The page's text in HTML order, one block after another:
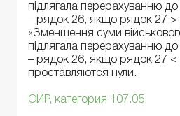
підлягала перерахуванню
– рядок 26, якщо рядок 27 >
«Зменшення суми
підлягала перерахуванню
– рядок 26, якщо рядок 27 <
проставляются нули.
ОИР, категория 107.05